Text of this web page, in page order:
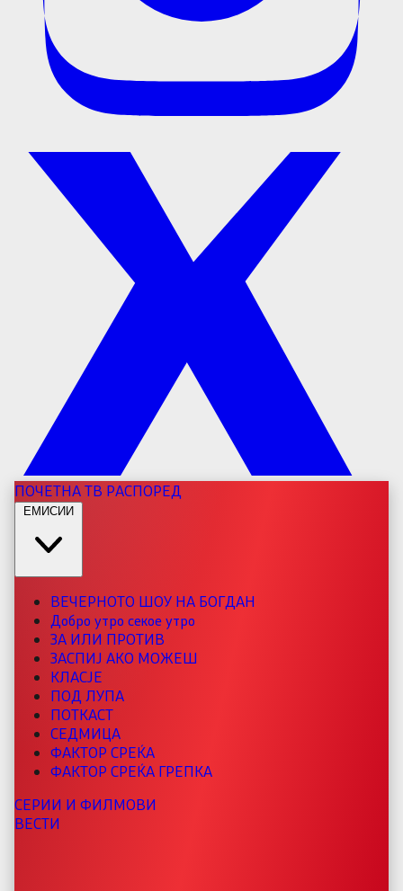
ПОЧЕТНАТВ РАСПОРЕД
ЕМИСИИ
ВЕЧЕРНОТО ШОУ НА БОГДАН
Добро утро секое утро
ЗА ИЛИ ПРОТИВ
ЗАСПИЈ АКО МОЖЕШ
КЛАСЈЕ
ПОД ЛУПА
ПОТКАСТ
СЕДМИЦА
ФАКТОР СРЕЌА
ФАКТОР СРЕЌА ГРЕПКА
СЕРИИ И ФИЛМОВИ
ВЕСТИ